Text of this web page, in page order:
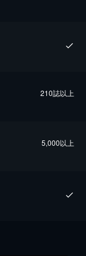
210誌以上
5,000以上